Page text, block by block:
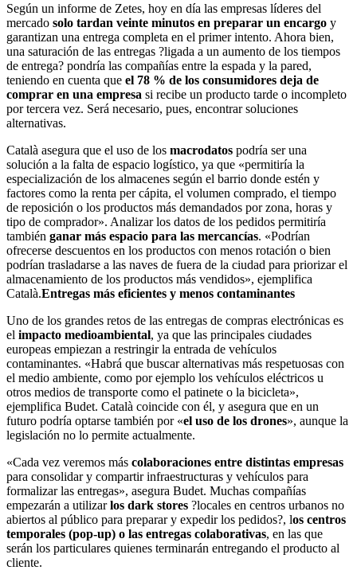
Según un informe de Zetes, hoy en día las empresas líderes del
mercado solo tardan veinte minutos en preparar un encargo y
garantizan una entrega completa en el primer intento. Ahora bien,
una saturación de las entregas ?ligada a un aumento de los tiempos
de entrega? pondría las compañías entre la espada y la pared,
teniendo en cuenta que el 78 % de los consumidores deja de
comprar en una empresa si recibe un producto tarde o incompleto
por tercera vez. Será necesario, pues, encontrar soluciones
alternativas.
Català asegura que el uso de los macrodatos podría ser una
solución a la falta de espacio logístico, ya que «permitiría la
especialización de los almacenes según el barrio donde estén y
factores como la renta per cápita, el volumen comprado, el tiempo
de reposición o los productos más demandados por zona, horas y
tipo de comprador». Analizar los datos de los pedidos permitiría
también ganar más espacio para las mercancías. «Podrían
ofrecerse descuentos en los productos con menos rotación o bien
podrían trasladarse a las naves de fuera de la ciudad para priorizar el
almacenamiento de los productos más vendidos», ejemplifica
Català.Entregas más eficientes y menos contaminantes
Uno de los grandes retos de las entregas de compras electrónicas es
el impacto medioambiental, ya que las principales ciudades
europeas empiezan a restringir la entrada de vehículos
contaminantes. «Habrá que buscar alternativas más respetuosas con
el medio ambiente, como por ejemplo los vehículos eléctricos u
otros medios de transporte como el patinete o la bicicleta»,
ejemplifica Budet. Català coincide con él, y asegura que en un
futuro podría optarse también por «el uso de los drones», aunque la
legislación no lo permite actualmente.
«Cada vez veremos más colaboraciones entre distintas empresas
para consolidar y compartir infraestructuras y vehículos para
formalizar las entregas», asegura Budet. Muchas compañías
empezarán a utilizarlos dark stores ?locales en centros urbanos no
abiertos al público para preparar y expedir los pedidos?, los centros
temporales (pop-up) o las entregas colaborativas, en las que
serán los particulares quienes terminarán entregando el producto al
cliente.